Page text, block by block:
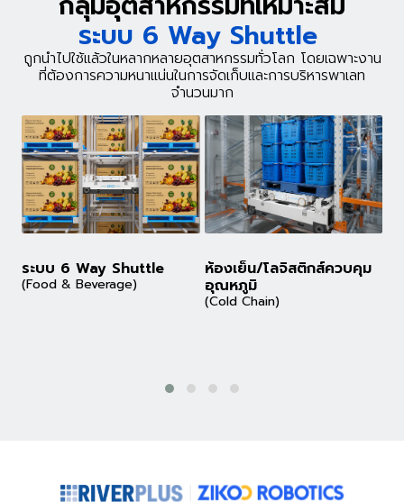
ระบบ 6 Way Shuttle
ถูกนำไปใช้แล้วในหลากหลายอุตสาหกรรมทั่วโลก โดยเฉพาะงาน
ที่ต้องการความหนาแน่นในการจัดเก็บและการบริหารพาเลท
จำนวนมาก
ระบบ 6 Way Shuttle
(Food & Beverage)
ห้องเย็น/โลจิสติกส์ควบคุม
อุณหภูมิ
(Cold Chain)